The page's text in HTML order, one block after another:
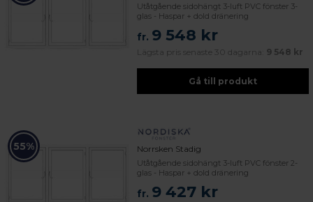
Utåtgående sidohängt 3-luft PVC fönster 3-
glas - Haspar + dold dränering
fr. 9 548 kr
Lägsta pris senaste 30 dagarna: 9 548 kr
Gå till produkt
55% Norrsken Stadig
Utåtgående sidohängt 3-luft PVC fönster 2-
glas - Haspar + dold dränering
fr. 9 427 kr